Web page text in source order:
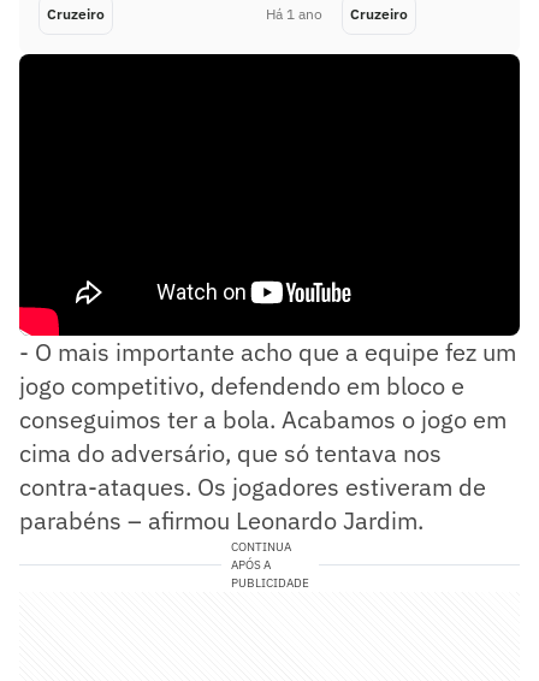
Cruzeiro Há 1 ano Cruzeiro
- O mais importante acho que a equipe fez um
jogo competitivo, defendendo em bloco e
conseguimos ter a bola. Acabamos o jogo em
cima do adversário, que só tentava nos
contra-ataques. Os jogadores estiveram de
parabéns – afirmou Leonardo Jardim.
CONTINUA
APÓS A
PUBLICIDADE